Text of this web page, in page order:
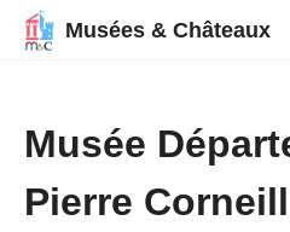
Musées & Châteaux
Musée
Pierre